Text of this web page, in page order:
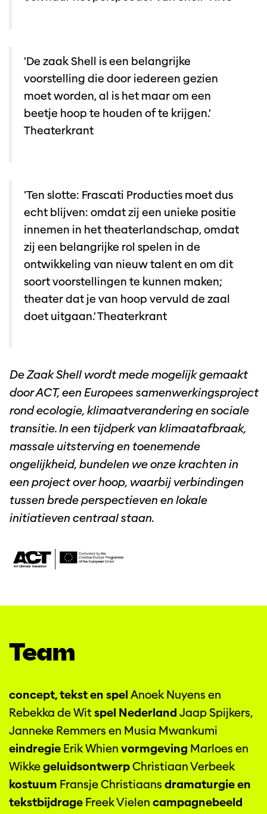
'De zaak Shell is een belangrijke
voorstelling die door iedereen gezien
moet worden, al is het maar om een
beetje hoop te houden of te krijgen.'
Theaterkrant
'Ten slotte: Frascati Producties moet dus
echt blijven: omdat zij een unieke positie
innemen in het theaterlandschap, omdat
zij een belangrijke rol spelen in de
ontwikkeling van nieuw talent en om dit
soort voorstellingen te kunnen maken;
theater dat je van hoop vervuld de zaal
doet uitgaan.' Theaterkrant
De Zaak Shell wordt mede mogelijk gemaakt
door ACT, een Europees samenwerkingsproject
rond ecologie, klimaatverandering en sociale
transitie. In een tijdperk van klimaatafbraak,
massale uitsterving en toenemende
ongelijkheid, bundelen we onze krachten in
een project over hoop, waarbij verbindingen
tussen brede perspectieven en lokale
initiatieven centraal staan.
Team
concept, tekst en spel Anoek Nuyens en
Rebekka de Witspel Nederland Jaap Spijkers,
Janneke Remmers en Musia Mwankumi
eindregie Erik Whien vormgeving Marloes en
WikkegeluidsontwerpChristiaan Verbeek
kostuum Fransje Christiaans dramaturgie en
tekstbijdrage Freek Vielen campagnebeeld